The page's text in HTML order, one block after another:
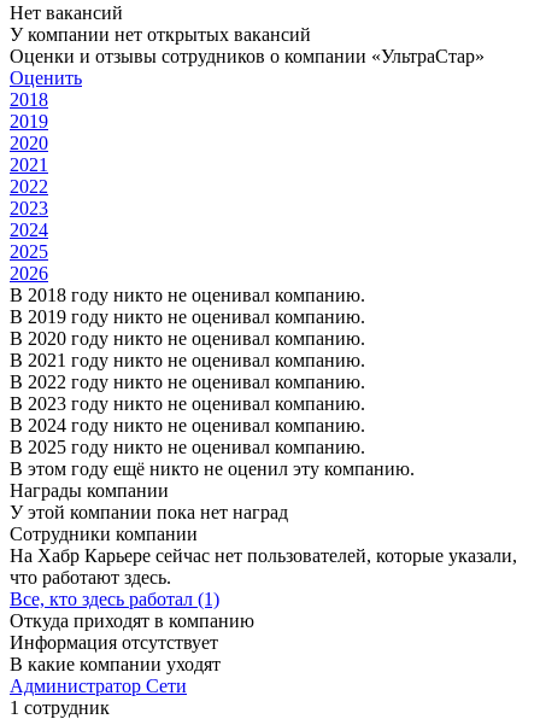
Нет вакансий
У компании нет открытых вакансий
Оценки и отзывы сотрудников о компании «УльтраСтар»
Оценить
2018
2019
2020
2021
2022
2023
2024
2025
2026
В 2018 году никто не оценивал компанию.
В 2019 году никто не оценивал компанию.
В 2020 году никто не оценивал компанию.
В 2021 году никто не оценивал компанию.
В 2022 году никто не оценивал компанию.
В 2023 году никто не оценивал компанию.
В 2024 году никто не оценивал компанию.
В 2025 году никто не оценивал компанию.
В этом году ещё никто не оценил эту компанию.
Награды компании
У этой компании пока нет наград
Сотрудники компании
На Хабр Карьере сейчас нет пользователей, которые указали,
что работают здесь.
Все, кто здесь работал (1)
Откуда приходят в компанию
Информация отсутствует
В какие компании уходят
Администратор Сети
1 сотрудник